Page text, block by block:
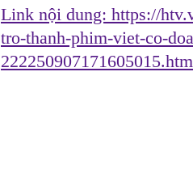
Link nội dung: https://
tro-thanh-phim-viet-co-
222250907171605015.htm